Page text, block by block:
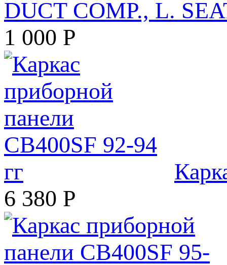
DUCT COMP., L.
1 000 Р
6 380 Р